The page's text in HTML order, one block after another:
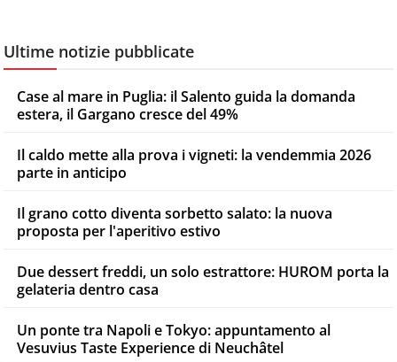
Ultime notizie pubblicate
Case al mare in Puglia: il Salento guida la domanda
estera, il Gargano cresce del 49%
Il caldo mette alla prova i vigneti: la vendemmia 2026
parte in anticipo
Il grano cotto diventa sorbetto salato: la nuova
proposta per l'aperitivo estivo
Due dessert freddi, un solo estrattore: HUROM porta la
gelateria dentro casa
Un ponte tra Napoli e Tokyo: appuntamento al
Vesuvius Taste Experience di Neuchâtel